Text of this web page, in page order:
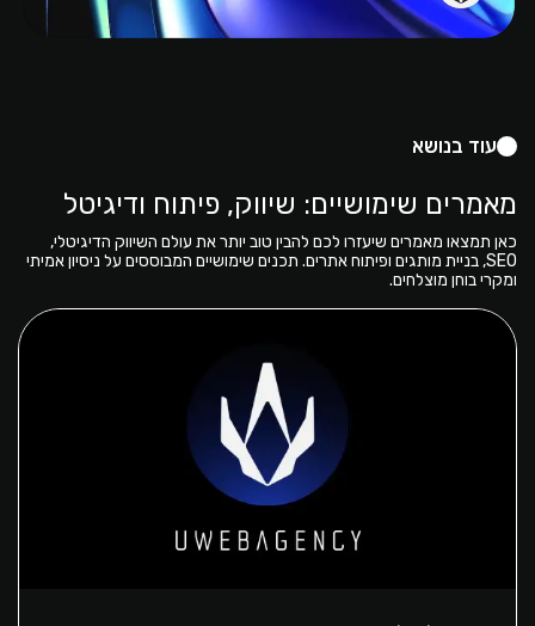
עוד בנושא
מאמרים שימושיים: שיווק, פיתוח ודיגיטל
כאן תמצאו מאמרים שיעזרו לכם להבין טוב יותר את עולם השיווק הדיגיטלי,
SEO, בניית מותגים ופיתוח אתרים. תכנים שימושיים המבוססים על ניסיון אמיתי
ומקרי בוחן מוצלחים.